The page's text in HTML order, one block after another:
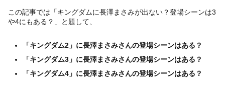
この記事では「キングダムに長澤まさみが出ない？登場シーンは3
や4にもある？」と題して、
「キングダム2」に長澤まさみさんの登場シーンはある？
「キングダム3」に長澤まさみさんの登場シーンはある？
「キングダム4」 に長澤まさみさんの登場シーンはある？